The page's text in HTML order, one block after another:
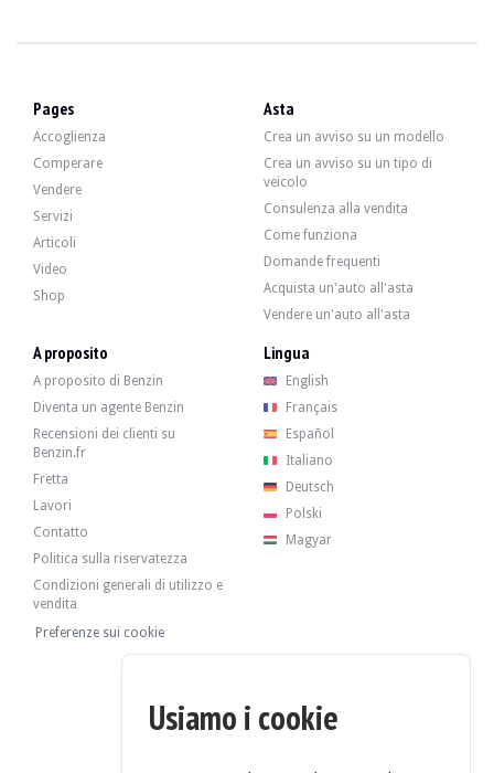
Il venditore ha voluto fissare un prezzo di riserva.
Galleria
Pages
Accoglienza
Comperare
Vendere
Servizi
Articoli
Video
Shop
Asta
Crea un avviso su un modello
Crea un avviso su un tipo di
veicolo
Consulenza alla vendita
Come funziona
Domande frequenti
Acquista un'auto all'asta
Vendere un'auto all'asta
A proposito
A proposito di Benzin
Diventa un agente Benzin
Recensioni dei clienti su
Benzin.fr
Fretta
Lavori
Contatto
Politica sulla riservatezza
Condizioni generali di utilizzo e
vendita
Preferenze sui cookie
Lingua
English
Français
Español
Italiano
Deutsch
Polski
Magyar
Usiamo i cookie